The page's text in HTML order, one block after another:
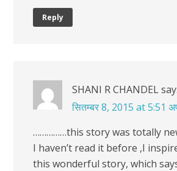
Reply
SHANI R CHANDEL
सितम्बर 8, 2015 at 5:51
……………this story was totally
I haven’t read it before ,I
this wonderful story, which